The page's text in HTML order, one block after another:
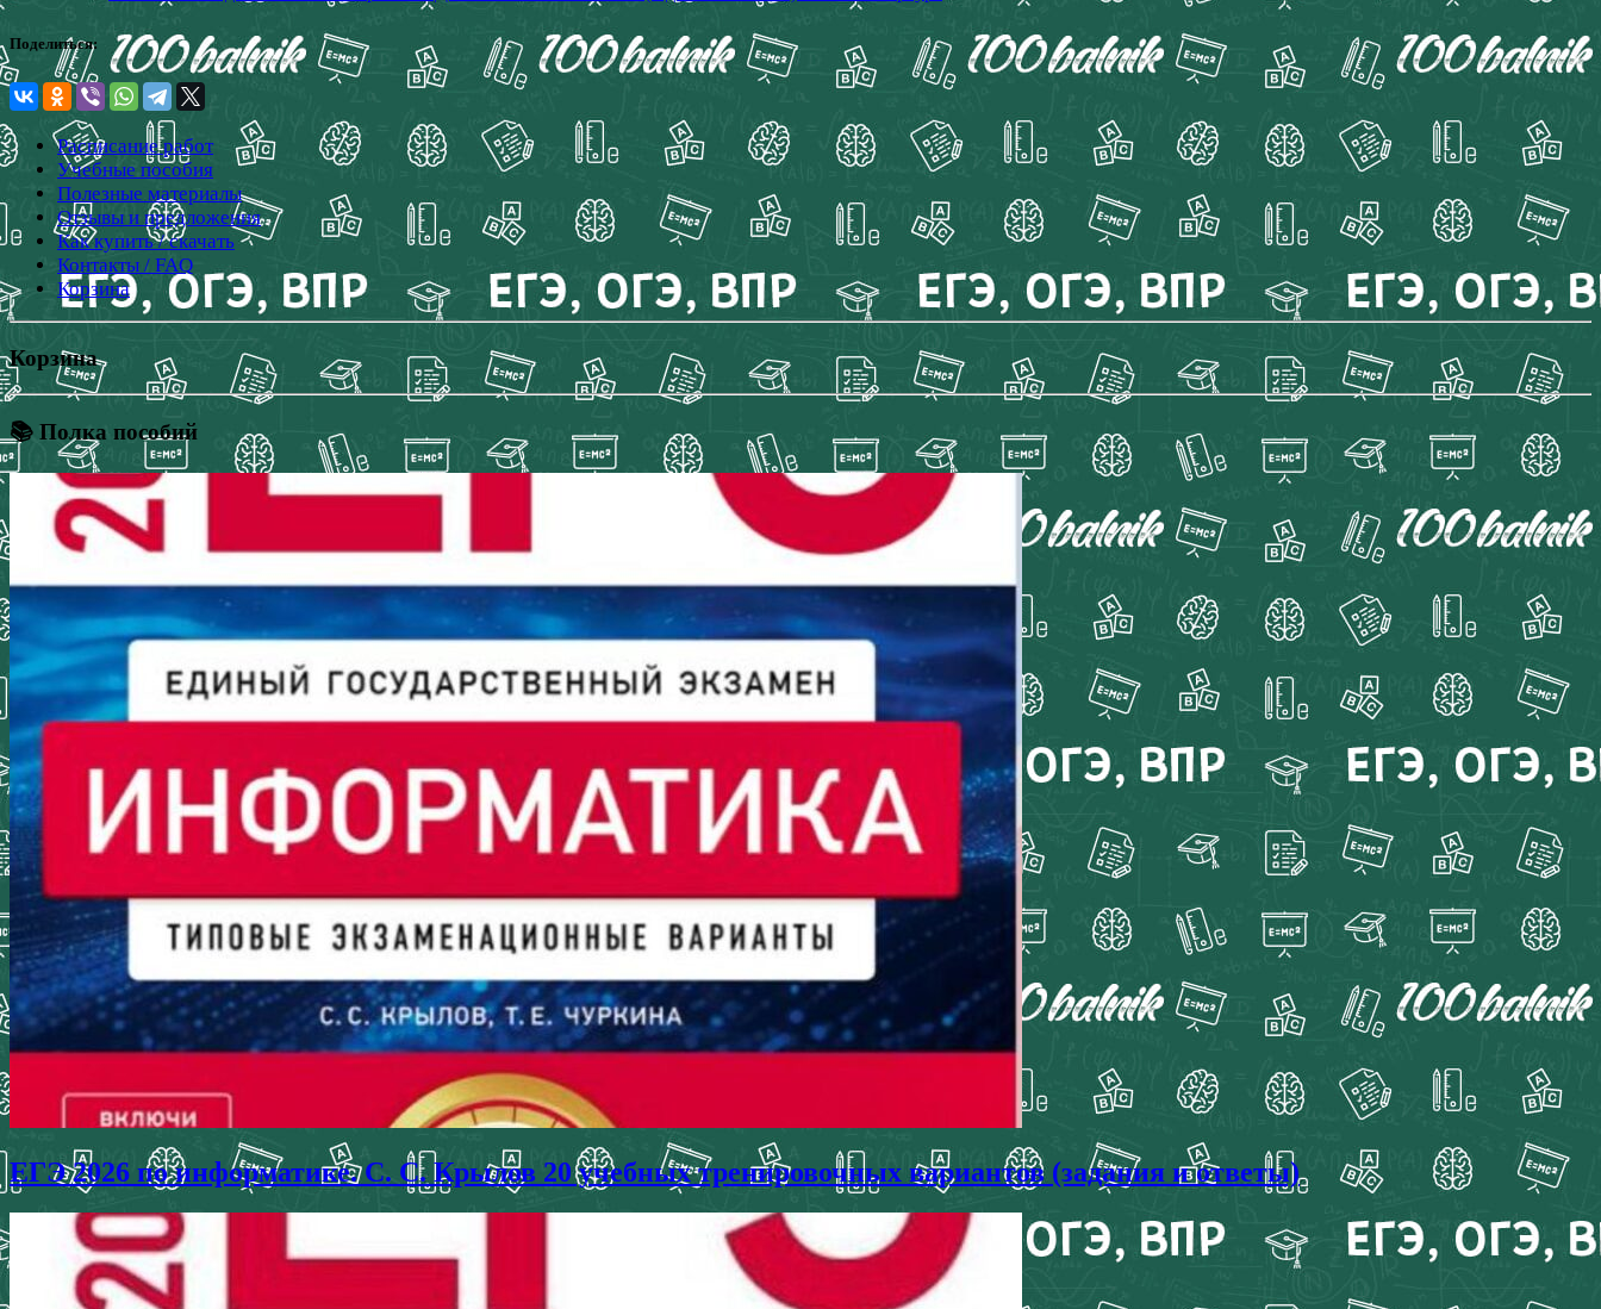
Поделиться:
Расписание работ
Учебные пособия
Полезные материалы
Отзывы и предложения
Как купить / скачать
Контакты / FAQ
Корзина
Корзина
📚 Полка пособий
ЕГЭ 2026 по информатике. С. С. Крылов 20 учебных тренировочных вариантов (задания и ответы)